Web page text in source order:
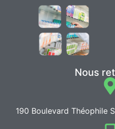
Nous
190 Boulevard Théophile